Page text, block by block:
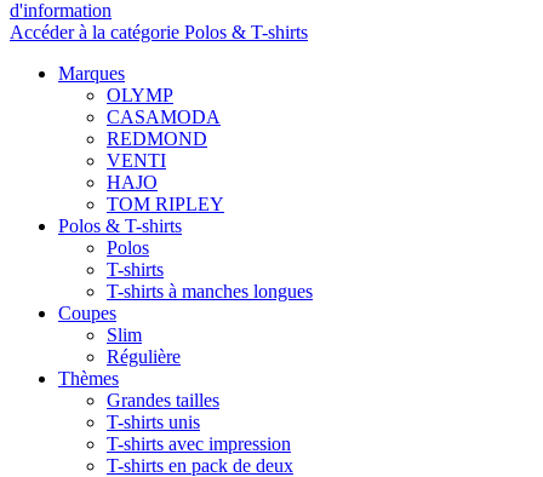
d'information
Accéder à la catégorie Polos & T-shirts
Marques
OLYMP
CASAMODA
REDMOND
VENTI
HAJO
TOM RIPLEY
Polos & T-shirts
Polos
T-shirts
T-shirts à manches longues
Coupes
Slim
Régulière
Thèmes
Grandes tailles
T-shirts unis
T-shirts avec impression
T-shirts en pack de deux